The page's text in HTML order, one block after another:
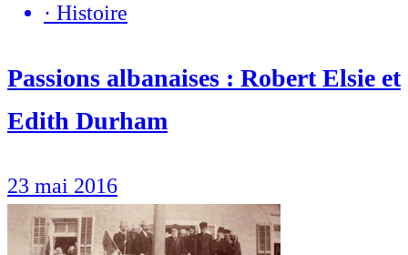
· Histoire
Passions albanaises : Robert Elsie et
Edith Durham
23 mai 2016